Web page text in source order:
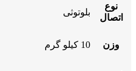
نوع
اتصال
بلوتوثی
وزن 10 کیلو گرم